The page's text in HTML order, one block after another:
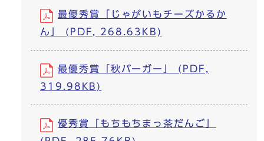
最優秀賞「じゃがいもチーズかるか
ん」 (PDF, 268.63KB)
最優秀賞「秋バーガー」 (PDF,
319.98KB)
優秀賞「もちもちまっ茶だんご」